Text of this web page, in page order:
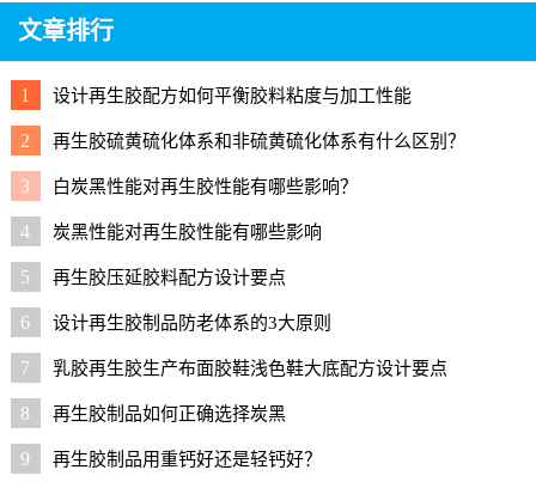
文章排行
1 设计再生胶配方如何平衡胶料粘度与加工性能
2 再生胶硫黄硫化体系和非硫黄硫化体系有什么区别？
3 白炭黑性能对再生胶性能有哪些影响？
4 炭黑性能对再生胶性能有哪些影响
5 再生胶压延胶料配方设计要点
6 设计再生胶制品防老体系的3大原则
7 乳胶再生胶生产布面胶鞋浅色鞋大底配方设计要点
8 再生胶制品如何正确选择炭黑
9 再生胶制品用重钙好还是轻钙好？